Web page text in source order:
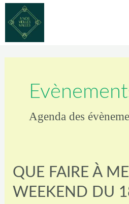
Aller
contenu
Agenda des
QUE FAIRE À
WEEKEND DU